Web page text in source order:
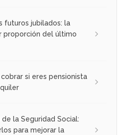
futuros jubilados: la
proporción del último
si eres pensionista
la Seguridad Social:
para mejorar la